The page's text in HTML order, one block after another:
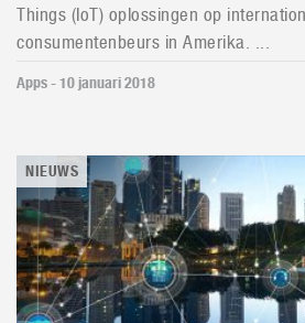
Things (IoT) oplossingen op
consumentenbeurs in Amerika. ...
Apps - 10 januari 2018
NIEUWS